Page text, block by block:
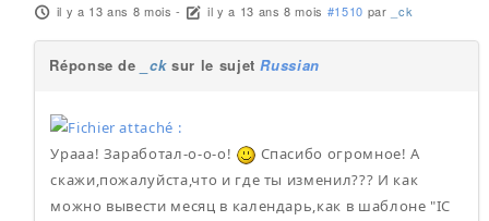
il y a 13 ans 8 mois - il y a 13 ans 8 mois #1510 par _ck
Réponse de _cksur le sujetRussian
Урааа! Заработал-о-о-о!
Спасибо огромное! А
скажи,пожалуйста,что и где ты изменил??? И как
можно вывести месяц в календарь,как в шаблоне "IC